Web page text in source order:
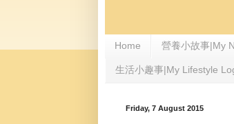
Home 營養小故事|My
生活小趣事|My Lifestyle
Friday, 7 August 2015